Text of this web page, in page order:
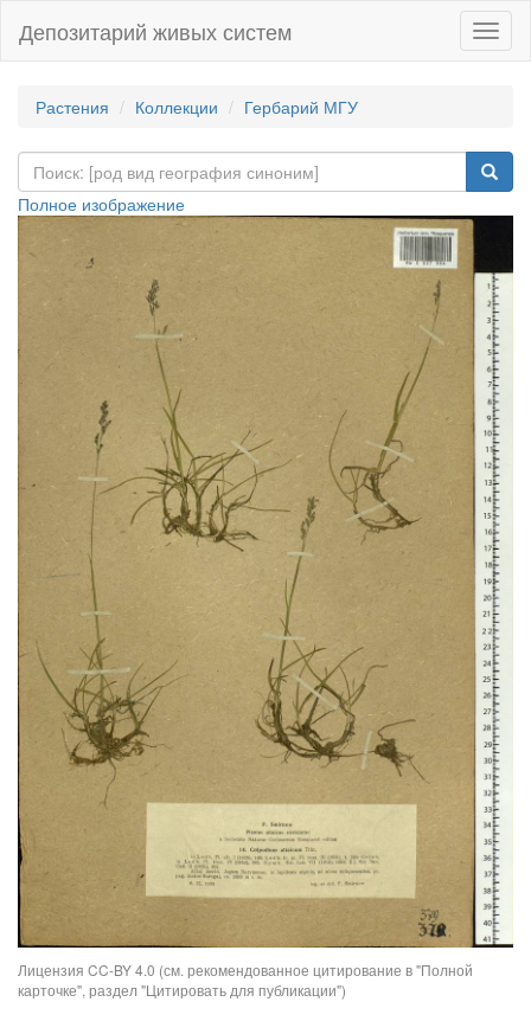
Депозитарий живых систем
Растения Коллекции Гербарий МГУ
Полное изображение
Лицензия CC-BY 4.0 (см. рекомендованное цитирование в "Полной
карточке", раздел "Цитировать для публикации")